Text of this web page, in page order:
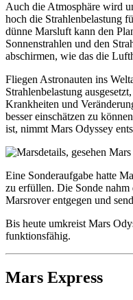
Auch die Atmosphäre wird
hoch die Strahlenbelastung
dünne Marsluft kann den
Sonnenstrahlen und den
abschirmen, wie das die
Fliegen Astronauten ins
Strahlenbelastung
Krankheiten und
besser einschätzen zu
ist, nimmt Mars Odyssey
Eine Sonderaufgabe hatte
zu erfüllen. Die Sonde nahm
Marsrover entgegen und
Bis heute umkreist Mars
funktionsfähig.
Mars Express